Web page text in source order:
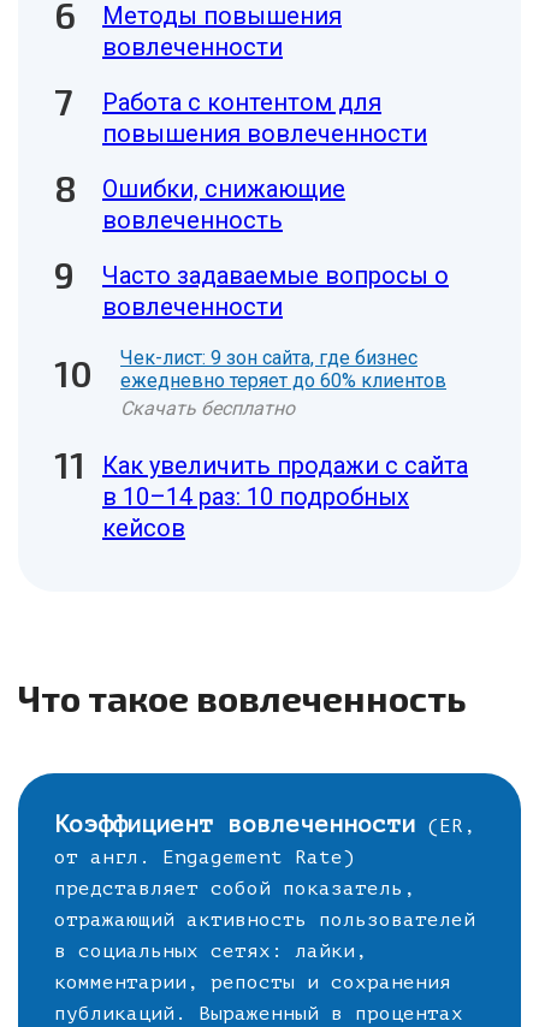
Методы повышения
вовлеченности
Работа с контентом для
повышения вовлеченности
Ошибки, снижающие
вовлеченность
Часто задаваемые вопросы о
вовлеченности
Чек-лист: 9 зон сайта, где бизнес
ежедневно теряет до 60% клиентов
Скачать бесплатно
Как увеличить продажи с сайта
в 10–14 раз: 10 подробных
кейсов
Что такое вовлеченность
Коэффициент вовлеченности (ER,
от англ. Engagement Rate)
представляет собой показатель,
отражающий активность пользователей
в социальных сетях: лайки,
комментарии, репосты и сохранения
публикаций. Выраженный в процентах